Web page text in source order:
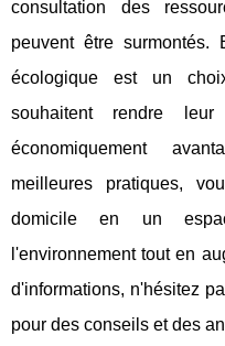
consultation des
peuvent être surmontés.
écologique est un
souhaitent rendre
économiquement
meilleures pratiques,
domicile en un
l'environnement tout en
d'informations, n'hésitez
pour des conseils et des